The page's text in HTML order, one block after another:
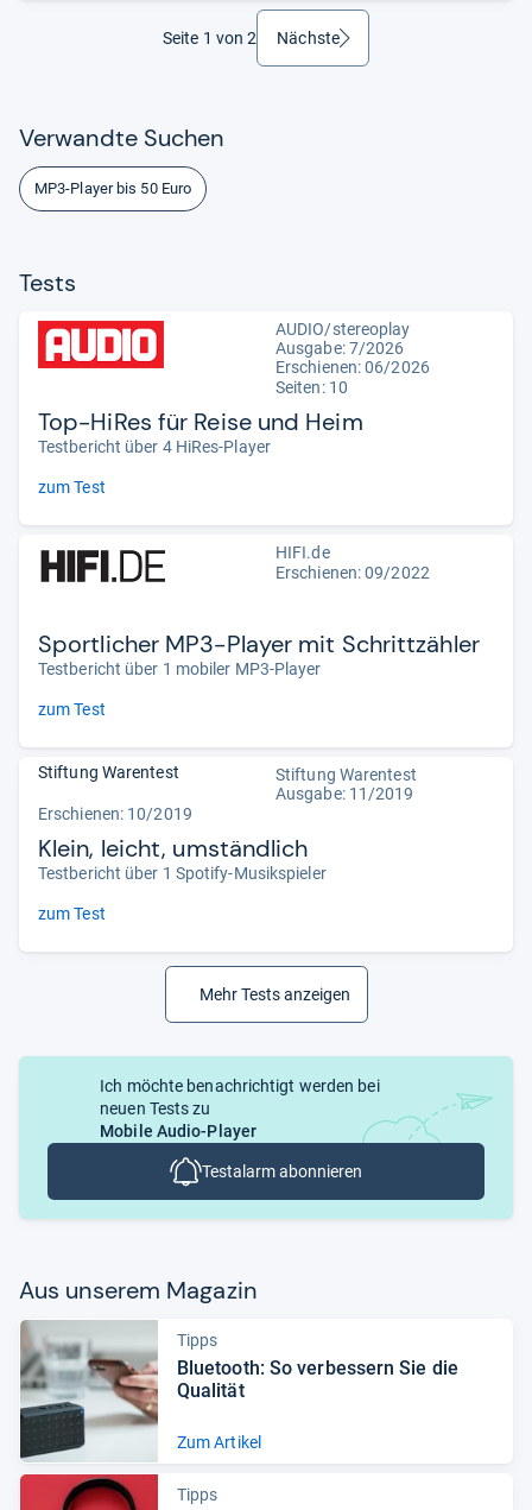
Seite 1 von 2 Nächsteweiter
Ver­wandte Suchen
MP3-Player bis 50 Euro
Tests
AUDIO/stereoplay
Ausgabe: 7/2026
Erschienen:06/2026
Seiten: 10
Top-HiRes für Reise und Heim
Testbericht über 4 HiRes-Player
zum Test
HIFI.de
Erschienen: 09/2022
Sportlicher MP3-Player mit Schrittzähler
Testbericht über 1 mobiler MP3-Player
zum Test
Stiftung Warentest
Stiftung Warentest
Ausgabe: 11/2019
Erschienen: 10/2019
Klein, leicht, umständlich
Testbericht über 1 Spotify-Musikspieler
zum Test
Mehr Tests anzeigen
Ich möchte benachrichtigt werden bei
neuen Tests zu
Mobile Audio-Player
Testalarm abonnieren
Aus unse­rem Maga­zin
Tipps
Blue­tooth: So ver­bes­sern Sie die
Qua­li­tät
Zum Artikel
Tipps